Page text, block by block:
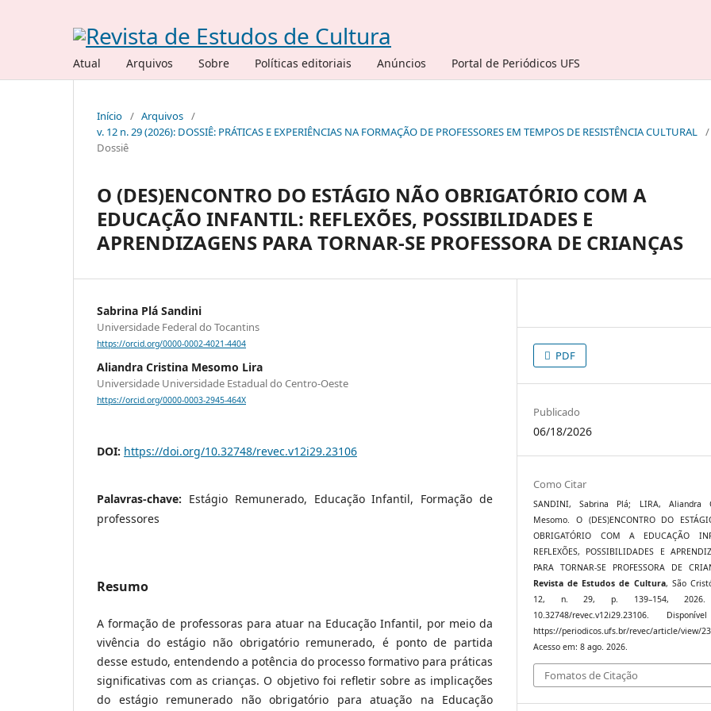
Atual Arquivos Sobre Políticas editoriais Anúncios Portal de Periódicos UFS
Início / Arquivos /
v. 12 n. 29 (2026): DOSSIÊ: PRÁTICAS E EXPERIÊNCIAS NA FORMAÇÃO DE PROFESSORES EM TEMPOS DE RESISTÊNCIA CULTURAL /
Dossiê
O (DES)ENCONTRO DO ESTÁGIO NÃO OBRIGATÓRIO COM A
EDUCAÇÃO INFANTIL: REFLEXÕES, POSSIBILIDADES E
APRENDIZAGENS PARA TORNAR-SE PROFESSORA DE CRIANÇAS
Sabrina Plá Sandini
Universidade Federal do Tocantins
https://orcid.org/0000-0002-4021-4404
Aliandra Cristina Mesomo Lira
Universidade Universidade Estadual do Centro-Oeste
https://orcid.org/0000-0003-2945-464X
DOI: https://doi.org/10.32748/revec.v12i29.23106
Palavras-chave: Estágio Remunerado, Educação Infantil, Formação de
professores
Resumo
A formação de professoras para atuar na Educação Infantil, por meio da
vivência do estágio não obrigatório remunerado, é ponto de partida
desse estudo, entendendo a potência do processo formativo para práticas
significativas com as crianças. O objetivo foi refletir sobre as implicações
do estágio remunerado não obrigatório para atuação na Educação
PDF
Publicado
06/18/2026
Como Citar
SANDINI, Sabrina Plá; LIRA, Aliandra
Mesomo. O (DES)ENCONTRO DO
OBRIGATÓRIO COM A EDUCAÇÃO
REFLEXÕES, POSSIBILIDADES E
PARA TORNAR-SE PROFESSORA DE
Revista de Estudos de Cultura, São
12, n. 29, p. 139–154, 2026.
10.32748/revec.v12i29.23106.
https://periodicos.ufs.br/revec/article/view/
Acesso em: 8 ago. 2026.
Fomatos de Citação